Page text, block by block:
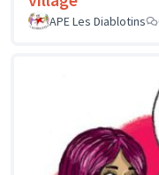
APE Les Diablotins